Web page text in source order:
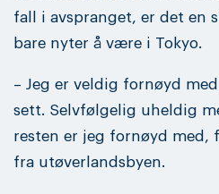
fall i avspranget, er det en
bare nyter å være i Tokyo.
– Jeg er veldig fornøyd
sett. Selvfølgelig uheldig
resten er jeg fornøyd med,
fra utøverlandsbyen.